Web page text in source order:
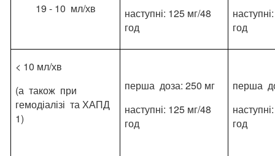
19 - 10 мл/хв
наступні: 125 мг/48
год
год
< 10 мл/хв
(а також при
гемодіалізі та ХАПД
1)
перша доза: 250 мг
наступні: 125 мг/48
год
перша
год